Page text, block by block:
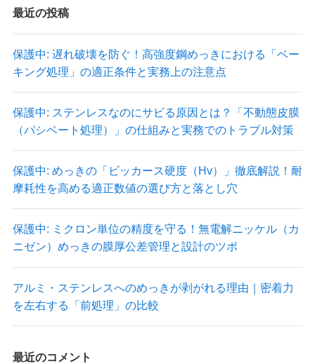
最近の投稿
保護中: 遅れ破壊を防ぐ！高強度鋼めっきにおける「ベー
キング処理」の適正条件と実務上の注意点
保護中: ステンレスなのにサビる原因とは？「不動態皮膜
（パシベート処理）」の仕組みと実務でのトラブル対策
保護中: めっきの「ビッカース硬度（Hv）」徹底解説！耐
摩耗性を高める適正数値の選び方と落とし穴
保護中: ミクロン単位の精度を守る！無電解ニッケル（カ
ニゼン）めっきの膜厚公差管理と設計のツボ
アルミ・ステンレスへのめっきが剥がれる理由｜密着力
を左右する「前処理」の比較
最近のコメント